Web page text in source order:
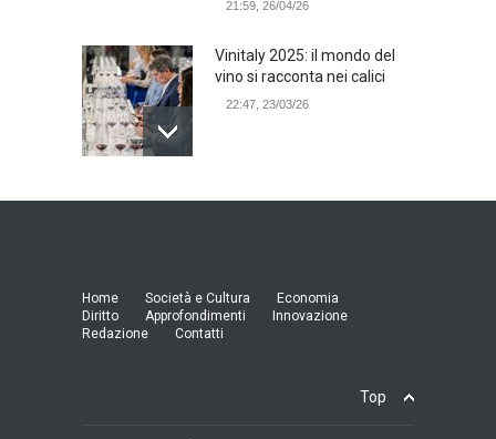
21:59, 26/04/26
Vinitaly 2025: il mondo del
vino si racconta nei calici
22:47, 23/03/26
Model Expo Italy 2025 a
21:25, 04/03/26
Verona Domani, aumenta il
Home Società e Cultura
Economia
Diritto
Approfondimenti
Innovazione
Redazione
Contatti
Top